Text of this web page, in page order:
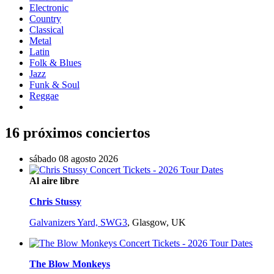
Electronic
Country
Classical
Metal
Latin
Folk & Blues
Jazz
Funk & Soul
Reggae
16 próximos conciertos
sábado 08 agosto 2026
Al aire libre
Chris Stussy
Galvanizers Yard, SWG3, Glasgow, UK
The Blow Monkeys